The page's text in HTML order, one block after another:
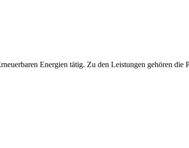
Energien tätig. Zu den Leistungen gehören die